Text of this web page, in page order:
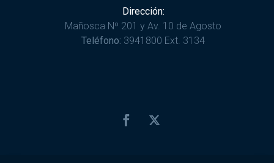
Dirección:
Mañosca Nº 201 y Av. 10 de Agosto
Teléfono: 3941800 Ext. 3134